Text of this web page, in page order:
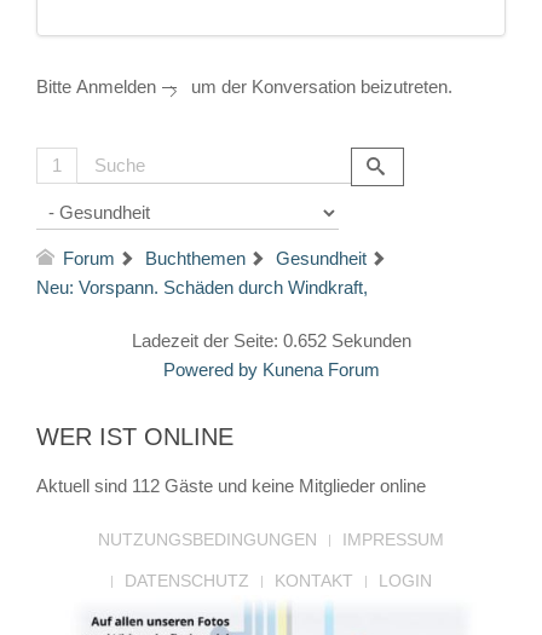
Bitte Anmelden um der Konversation beizutreten.
1
Forum Buchthemen
Gesundheit
Neu: Vorspann. Schäden durch Windkraft,
Ladezeit der Seite: 0.652 Sekunden
Powered by Kunena Forum
WER IST ONLINE
Aktuell sind 112 Gäste und keine Mitglieder online
NUTZUNGSBEDINGUNGEN IMPRESSUM
DATENSCHUTZ KONTAKT LOGIN